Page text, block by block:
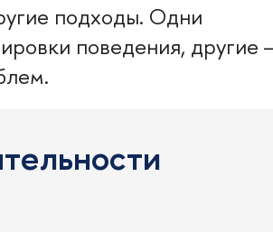
подходы. Одни
поведения, другие